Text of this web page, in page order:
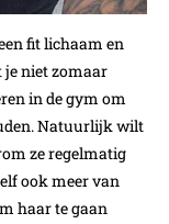
fit lichaam en
je niet zomaar
in de gym om
Natuurlijk wilt
ze regelmatig
ook meer van
haar te gaan